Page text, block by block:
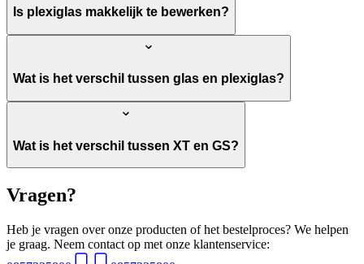
Is plexiglas makkelijk te bewerken?
Wat is het verschil tussen glas en plexiglas?
Wat is het verschil tussen XT en GS?
Vragen?
Heb je vragen over onze producten of het bestelproces? We helpen
je graag. Neem contact op met onze klantenservice: